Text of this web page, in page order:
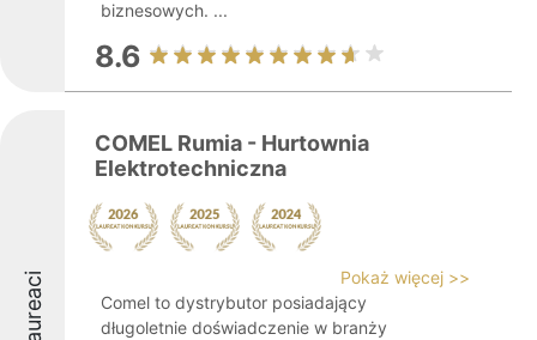
biznesowych. ...
8.6
Laureaci
COMEL Rumia - Hurtownia
Elektrotechniczna
Pokaż więcej >>
Comel to dystrybutor posiadający
długoletnie doświadczenie w branży